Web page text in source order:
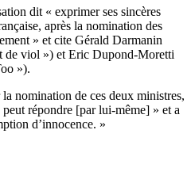
dit « exprimer ses sincères
après la nomination des
» et cite Gérald Darmanin
de viol ») et Eric Dupond-Moretti
»).
nomination de ces deux ministres,
répondre [par lui-même] » et a
d’innocence. »